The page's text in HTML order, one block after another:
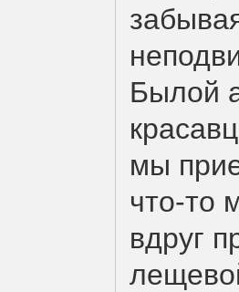
Былой
мы
что-то
вдруг